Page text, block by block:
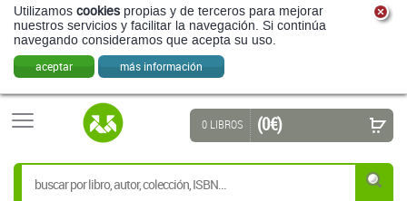
Utilizamos cookies propias y de terceros para mejorar
nuestros servicios y facilitar la navegación. Si continúa
navegando consideramos que acepta su uso.
aceptar más información
0 LIBROS (0 €)